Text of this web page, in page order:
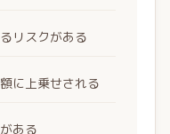
リスクがある
に上乗せされる
ある